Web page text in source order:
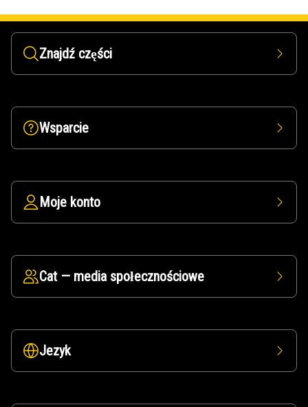
Znajdź części
Wsparcie
Moje konto
Cat — media społecznościowe
Jezyk